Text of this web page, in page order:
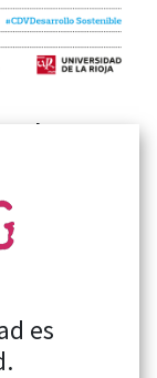
las
para la
Claros
y
Cocho
es